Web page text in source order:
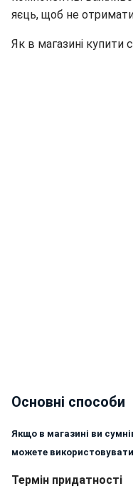
яєць, щоб не
Як в магазині купити
Основні способи
Якщо в магазині ви
можете
Термін придатності